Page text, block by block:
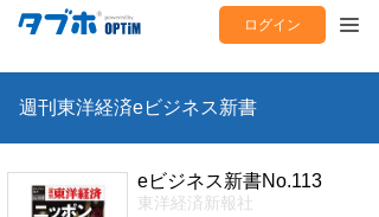
ログイン
週刊東洋経済eビジネス新書
eビジネス新書No.113
東洋経済新報社